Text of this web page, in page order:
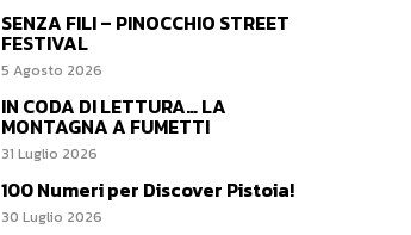
SENZA FILI – PINOCCHIO STREET
FESTIVAL
5 Agosto 2026
IN CODA DI LETTURA… LA
MONTAGNA A FUMETTI
31 Luglio 2026
100 Numeri per Discover Pistoia!
30 Luglio 2026